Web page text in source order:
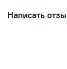
Написать